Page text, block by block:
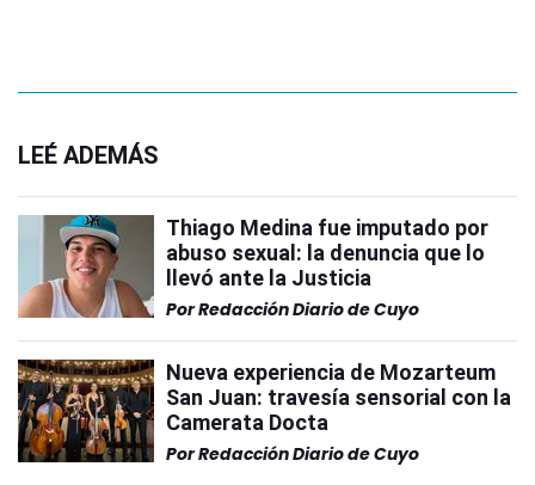
LEÉ ADEMÁS
Thiago Medina fue imputado por
abuso sexual: la denuncia que lo
llevó ante la Justicia
PorRedacción Diario de Cuyo
Nueva experiencia de Mozarteum
San Juan: travesía sensorial con la
Camerata Docta
PorRedacción Diario de Cuyo